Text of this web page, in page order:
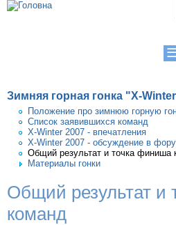
Jump to
Зимняя горная гонка "X-
Положение про зимнюю горную
Список заявившихся команд
X-Winter 2007 - впечатления
X-Winter 2007 - обсуждение в
Общий результат и точка финиша
Материалы гонки
☰
Общий результат и
команд